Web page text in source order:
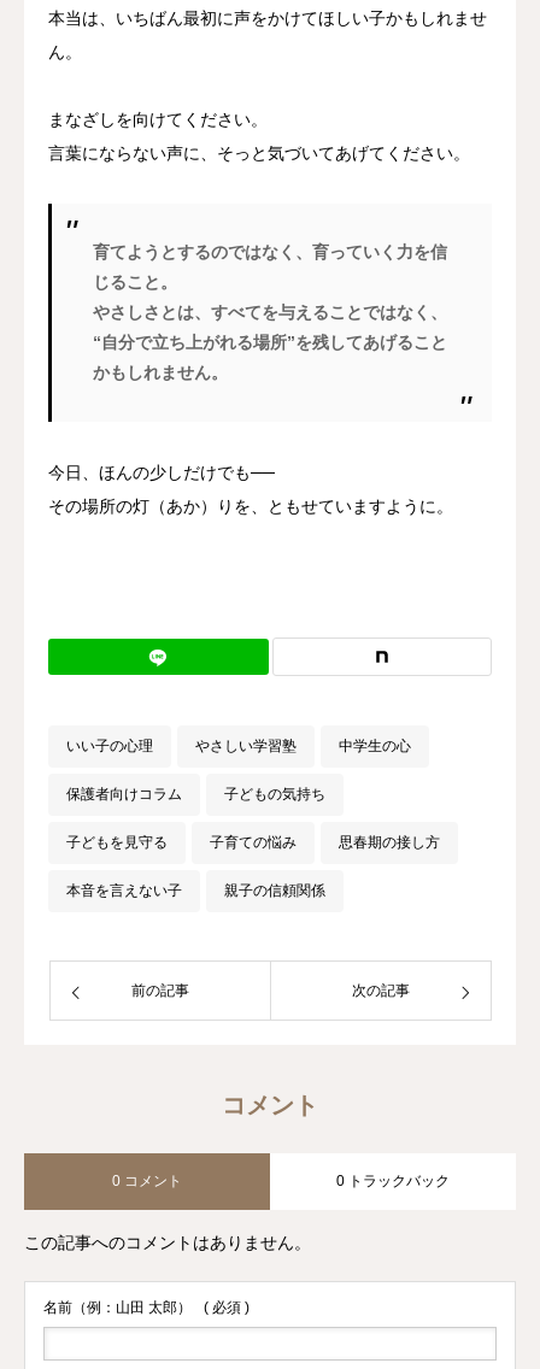
本当は、いちばん最初に声をかけてほしい子かもしれませ
ん。
まなざしを向けてください。
言葉にならない声に、そっと気づいてあげてください。
育てようとするのではなく、育っていく力を信
じること。
やさしさとは、すべてを与えることではなく、
“自分で立ち上がれる場所”を残してあげること
かもしれません。
今日、ほんの少しだけでも──
その場所の灯（あか）りを、ともせていますように。
いい子の心理 やさしい学習塾 中学生の心
保護者向けコラム 子どもの気持ち
子どもを見守る 子育ての悩み 思春期の接し方
本音を言えない子 親子の信頼関係
前の記事 次の記事
コメント
0 コメント 0 トラックバック
この記事へのコメントはありません。
名前（例：山田 太郎） ( 必須 )